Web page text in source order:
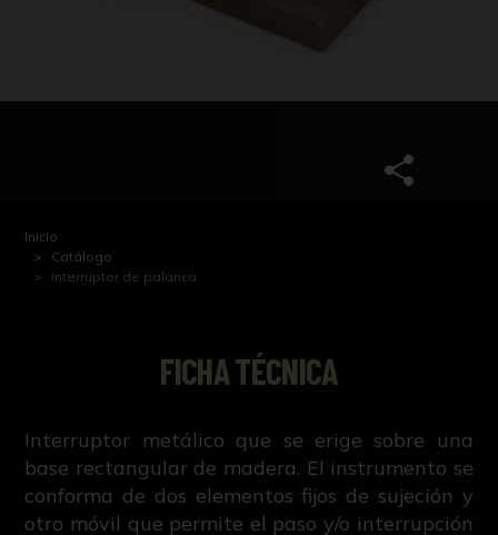
Inicio
Catálogo
Interruptor de palanca
FICHA TÉCNICA
Interruptor metálico que se erige sobre una
base rectangular de madera. El instrumento se
conforma de dos elementos fijos de sujeción y
otro móvil que permite el paso y/o interrupción